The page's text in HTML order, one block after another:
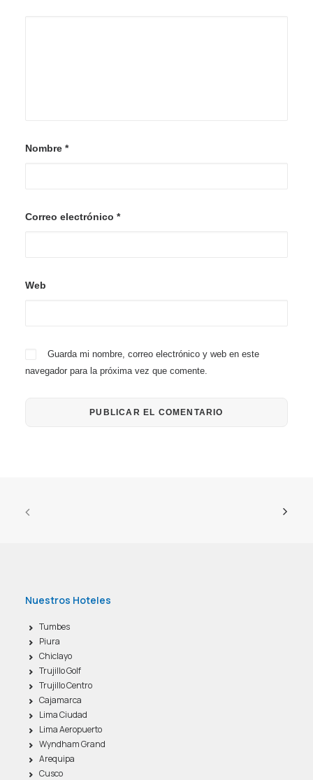
Nombre *
Correo electrónico *
Web
Guarda mi nombre, correo electrónico y web en este
navegador para la próxima vez que comente.
Nuestros Hoteles
Tumbes
Piura
Chiclayo
Trujillo Golf
Trujillo Centro
Cajamarca
Lima Ciudad
Lima Aeropuerto
Wyndham Grand
Arequipa
Cusco